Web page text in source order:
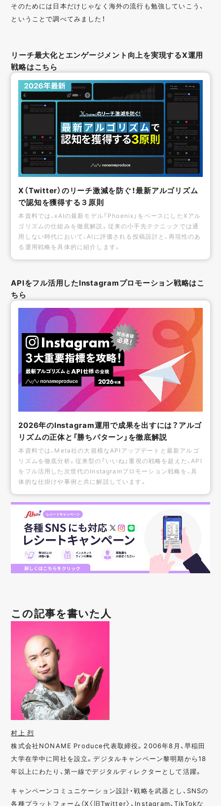
そのためには日本だけじゃなく海外の流行も勉強していこう、
ということで調べてみました！
リーチ最大化とエンゲージメント向上を実現するX運用
戦略はこちら
X（Twitter）のリーチ激減を防ぐ！最新アルゴリズム
で認知を獲得する３原則
本資料では、xAIの最新モデル「Phoenix」をベースにしたXアル
ゴリズムの仕組みを徹底解説。従来の小手先テクニックでは通
用しない時代において、AIに評価される投稿設計と、再現性のあ
る運用戦略を具体的に紹介します。
APIをフル活用したInstagramプロモーション戦略はこ
ちら
2026年のInstagram運用で成果を出すには？アルゴ
リズムの正体と「勝ちパターン」を徹底解説
本資料では、Meta社の大規模なAPIアップデートと最新アルゴ
リズムを徹底分析。従来型の「いいね」重視の戦略を超えた、API
をフル活用した次世代のInstagramプロモーション戦略を、具
体的な仕掛けや事例と共に解説しています。
この記事を書いた人
村上 烈
株式会社NONAME Produce代表取締役。2006年8月、早稲田
大学在学中に同社を設立。デジタルキャンペーン黎明期から18
年以上にわたり、第一線でデジタルディレクターとして活躍。
キャンペーンコミュニケーション設計・戦略を武器とし、SNSの
各種プラットフォーム（X〈旧Twitter〉、Instagram、TikTokな